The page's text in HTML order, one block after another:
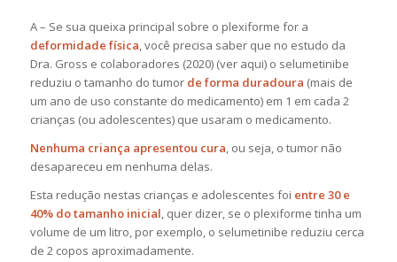
A – Se sua queixa principal sobre o plexiforme for a
deformidade física, você precisa saber que no estudo da
Dra. Gross e colaboradores (2020) (ver aqui) o selumetinibe
reduziu o tamanho do tumor de forma duradoura (mais de
um ano de uso constante do medicamento) em 1 em cada 2
crianças (ou adolescentes) que usaram o medicamento.
Nenhuma criança apresentou cura, ou seja, o tumor não
desapareceu em nenhuma delas.
Esta redução nestas crianças e adolescentes foi entre 30 e
40% do tamanho inicial, quer dizer, se o plexiforme tinha um
volume de um litro, por exemplo, o selumetinibe reduziu cerca
de 2 copos aproximadamente.